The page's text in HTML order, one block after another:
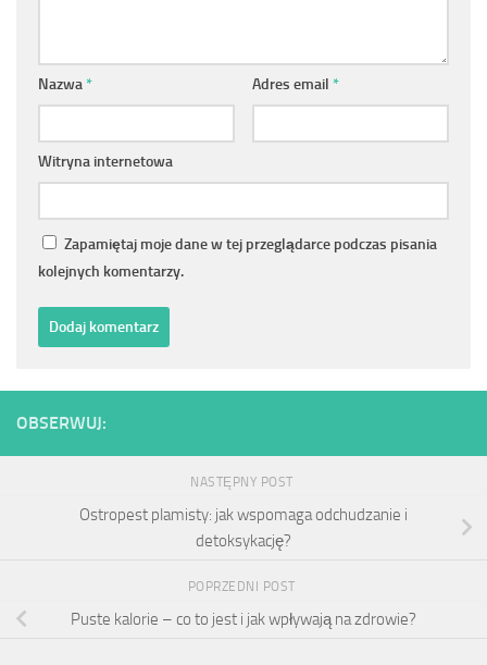
Nazwa* Adres email *
Witryna internetowa
Zapamiętaj moje dane w tej przeglądarce podczas pisania
kolejnych komentarzy.
OBSERWUJ:
NASTĘPNY POST
Ostropest plamisty: jak wspomaga odchudzanie i
detoksykację?
POPRZEDNI POST
Puste kalorie – co to jest i jak wpływają na zdrowie?